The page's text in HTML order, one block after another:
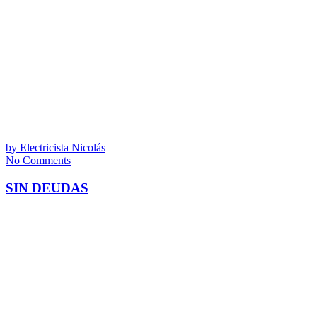
by Electricista Nicolás
No Comments
SIN DEUDAS